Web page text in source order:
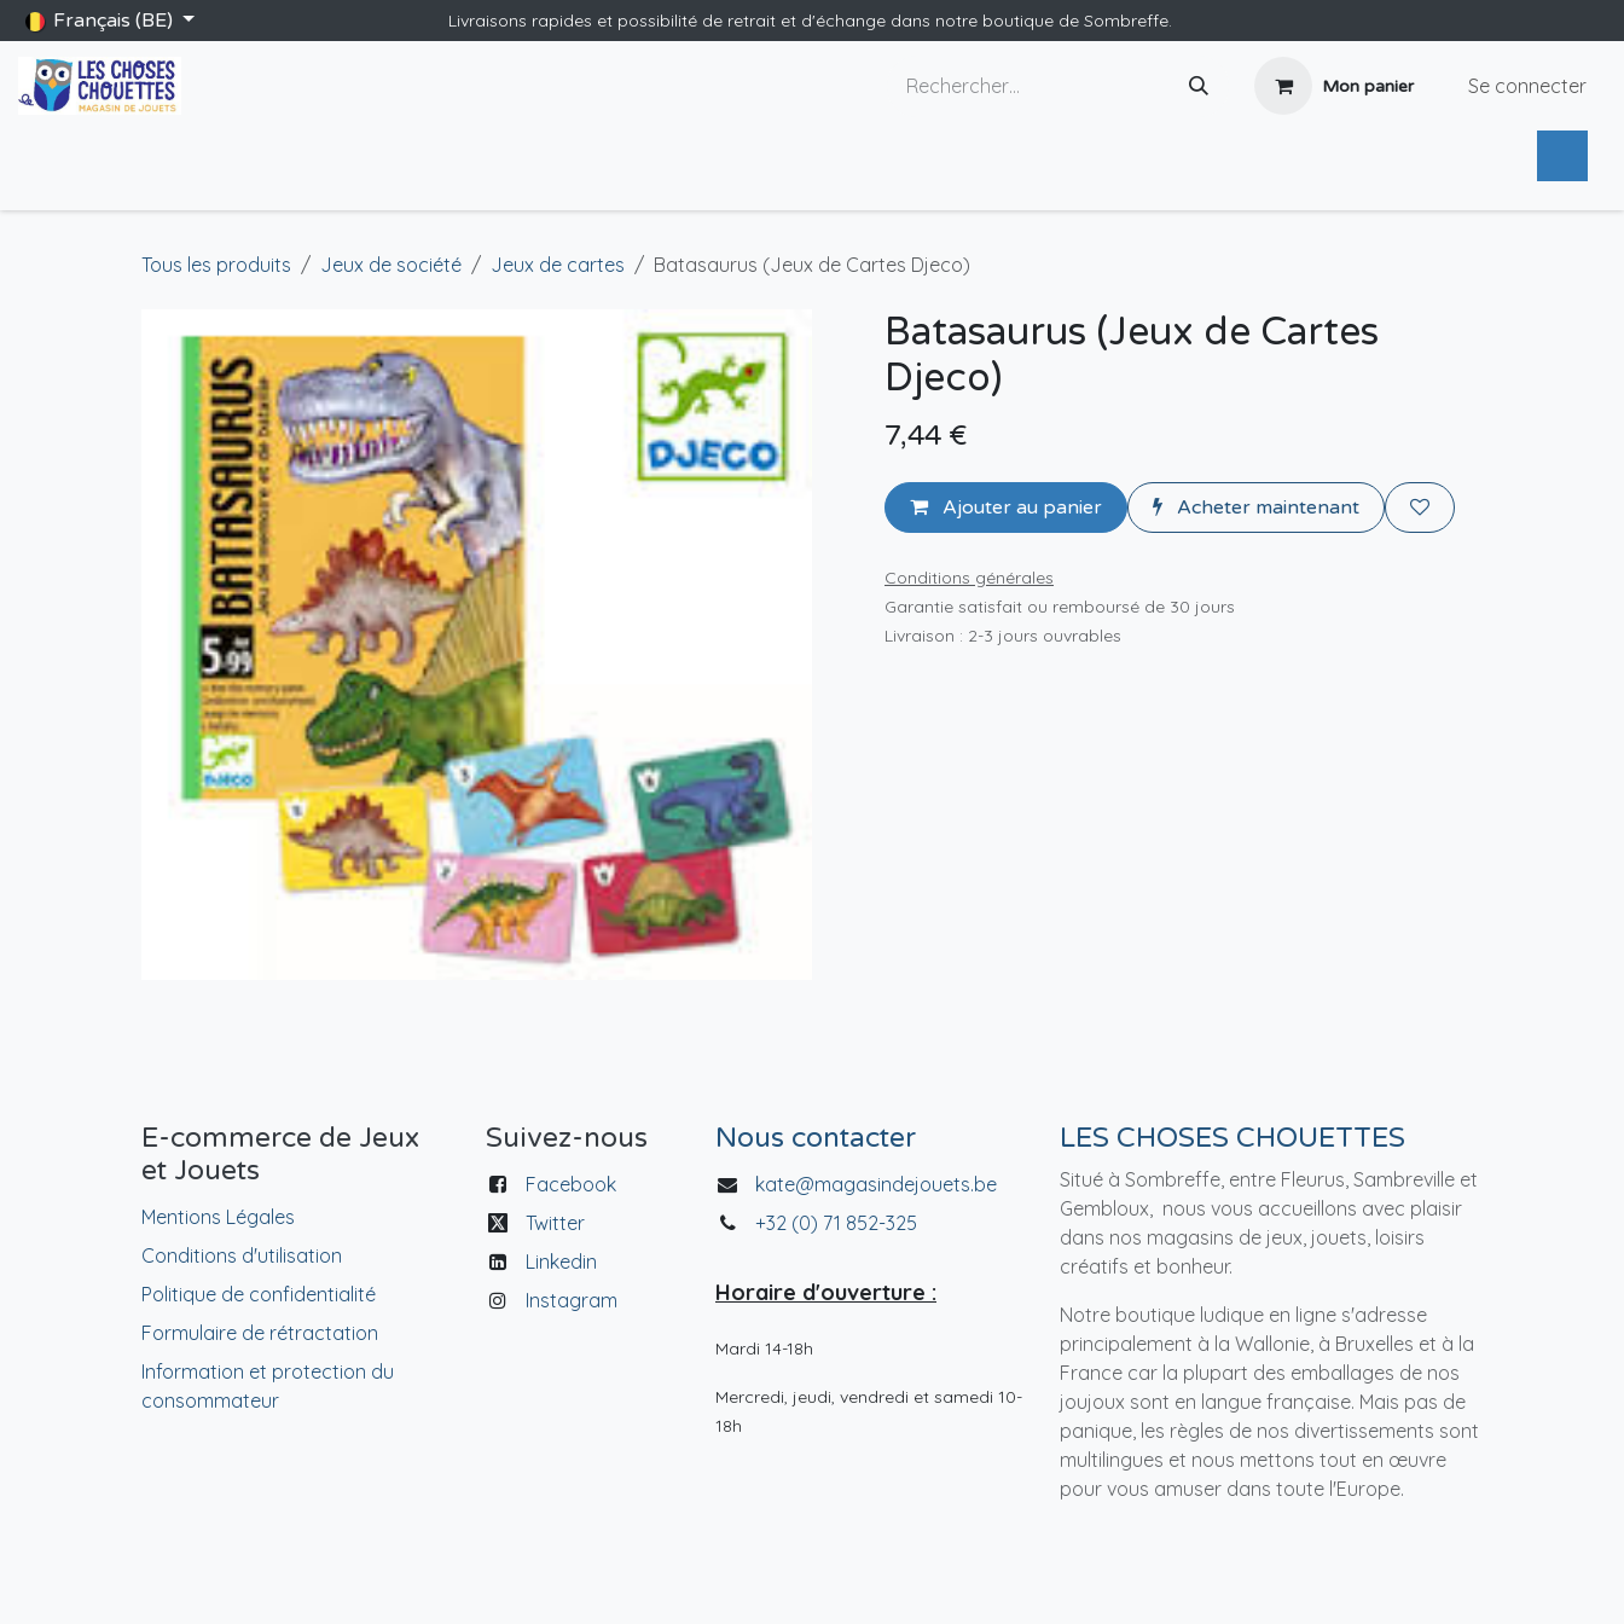
Se rendre au contenu
Français (BE) Livraisons rapides et possibilité de retrait et d'échange dans notre boutique de Sombreffe.
Mon panier Se connecter
Tous les produits Jeux de société Jeux de cartes Batasaurus (Jeux de Cartes Djeco)
Batasaurus (Jeux de Cartes
Djeco)
7,44 €
Ajouter au panier Acheter maintenant
Conditions générales
Garantie satisfait ou remboursé de 30 jours
Livraison : 2-3 jours ouvrables
E-commerce de Jeux
et Jouets
Mentions Légales
Conditions d'utilisation
Politique de confidentialité
Formulaire de rétractation
Information et protection du
consommateur
Suivez-nous
Facebook
Twitter
Linkedin
Instagram
Nous contacter
kate@magasindejouets.be
+32 (0) 71 852-325
Horaire d'ouverture :
Mardi 14-18h
Mercredi, jeudi, vendredi et samedi 10-
18h
LES CHOSES CHOUETTES
Situé à Sombreffe, entre Fleurus, Sambreville et
Gembloux, nous vous accueillons avec plaisir
dans nos magasins de jeux, jouets, loisirs
créatifs et bonheur.
Notre boutique ludique en ligne s'adresse
principalement à la Wallonie, à Bruxelles et à la
France car la plupart des emballages de nos
joujoux sont en langue française. Mais pas de
panique, les règles de nos divertissements sont
multilingues et nous mettons tout en œuvre
pour vous amuser dans toute l'Europe.